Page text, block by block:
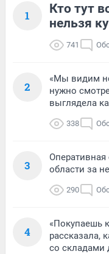
1
Кто тут
нельзя
741
2
«Мы видим
нужно
выглядела
338
3
Оперативная
области за
290
4
«Покупаешь
рассказала,
со складами